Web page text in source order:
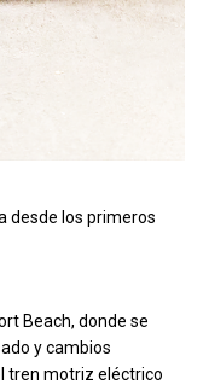
desde los primeros
Beach, donde se
y cambios
tren motriz eléctrico